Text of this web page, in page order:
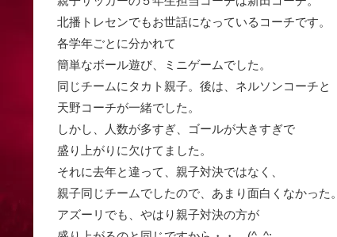
北播トレセンでもお世話になっているコーチです。
各学年ごとに分かれて
簡単なボール遊び、ミニゲームでした。
同じチームにタカト親子。後は、ネルソンコーチと
天野コーチが一緒でした。
しかし、人数が多すぎ、ゴールが大きすぎで
盛り上がりに欠けてました。
それに去年と違って、親子対決ではなく、
親子同じチームでしたので、あまり面白くなかった。
アズーリでも、やはり親子対決の方が